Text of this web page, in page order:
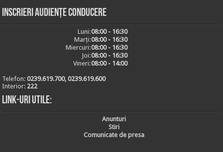
Inscrieri audiențe conducere
Luni:08:00 - 16:30
Marți:08:00 - 16:30
Miercuri:08:00 - 16:30
Joi:08:00 - 16:30
Vineri:08:00 - 14:00
Telefon:0239.619.700, 0239.619.600
Interior: 222
Link-uri utile:
Anunturi
Stiri
Comunicate de presa